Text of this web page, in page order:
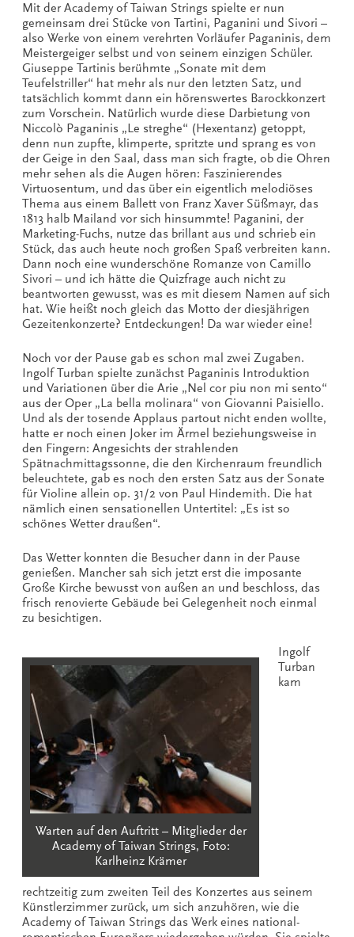
Mit der Academy of Taiwan Strings spielte er nun
gemeinsam drei Stücke von Tartini, Paganini und Sivori –
also Werke von einem verehrten Vorläufer Paganinis, dem
Meistergeiger selbst und von seinem einzigen Schüler.
Giuseppe Tartinis berühmte „Sonate mit dem
Teufelstriller“ hat mehr als nur den letzten Satz, und
tatsächlich kommt dann ein hörenswertes Barockkonzert
zum Vorschein. Natürlich wurde diese Darbietung von
Niccolò Paganinis „Le streghe“ (Hexentanz) getoppt,
denn nun zupfte, klimperte, spritzte und sprang es von
der Geige in den Saal, dass man sich fragte, ob die Ohren
mehr sehen als die Augen hören: Faszinierendes
Virtuosentum, und das über ein eigentlich melodiöses
Thema aus einem Ballett von Franz Xaver Süßmayr, das
1813 halb Mailand vor sich hinsummte! Paganini, der
Marketing-Fuchs, nutze das brillant aus und schrieb ein
Stück, das auch heute noch großen Spaß verbreiten kann.
Dann noch eine wunderschöne Romanze von Camillo
Sivori – und ich hätte die Quizfrage auch nicht zu
beantworten gewusst, was es mit diesem Namen auf sich
hat. Wie heißt noch gleich das Motto der diesjährigen
Gezeitenkonzerte? Entdeckungen! Da war wieder eine!
Noch vor der Pause gab es schon mal zwei Zugaben.
Ingolf Turban spielte zunächst Paganinis Introduktion
und Variationen über die Arie „Nel cor piu non mi sento“
aus der Oper „La bella molinara“ von Giovanni Paisiello.
Und als der tosende Applaus partout nicht enden wollte,
hatte er noch einen Joker im Ärmel beziehungsweise in
den Fingern: Angesichts der strahlenden
Spätnachmittagssonne, die den Kirchenraum freundlich
beleuchtete, gab es noch den ersten Satz aus der Sonate
für Violine allein op. 31/2 von Paul Hindemith. Die hat
nämlich einen sensationellen Untertitel: „Es ist so
schönes Wetter draußen“.
Das Wetter konnten die Besucher dann in der Pause
genießen. Mancher sah sich jetzt erst die imposante
Große Kirche bewusst von außen an und beschloss, das
frisch renovierte Gebäude bei Gelegenheit noch einmal
zu besichtigen.
Warten auf den Auftritt – Mitglieder der
Academy of Taiwan Strings, Foto:
Karlheinz Krämer
Ingolf
Turban
kam
rechtzeitig zum zweiten Teil des Konzertes aus seinem
Künstlerzimmer zurück, um sich anzuhören, wie die
Academy of Taiwan Strings das Werk eines national-